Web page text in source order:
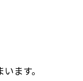
ます。